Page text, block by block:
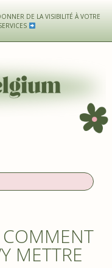
DE LA VISIBILITÉ À VOTRE
METTRE